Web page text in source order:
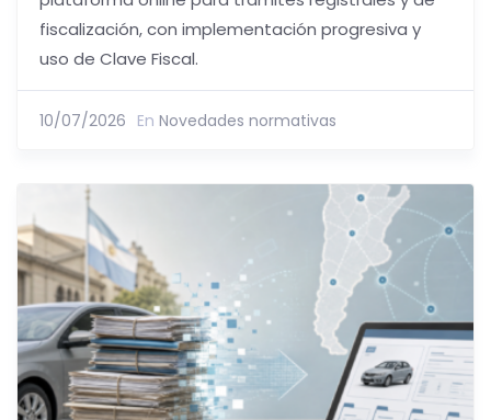
fiscalización, con implementación progresiva y
uso de Clave Fiscal.
10/07/2026 En Novedades normativas